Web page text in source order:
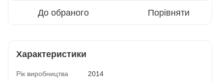
До обраного Порівняти
Характеристики
Рік виробництва
2014